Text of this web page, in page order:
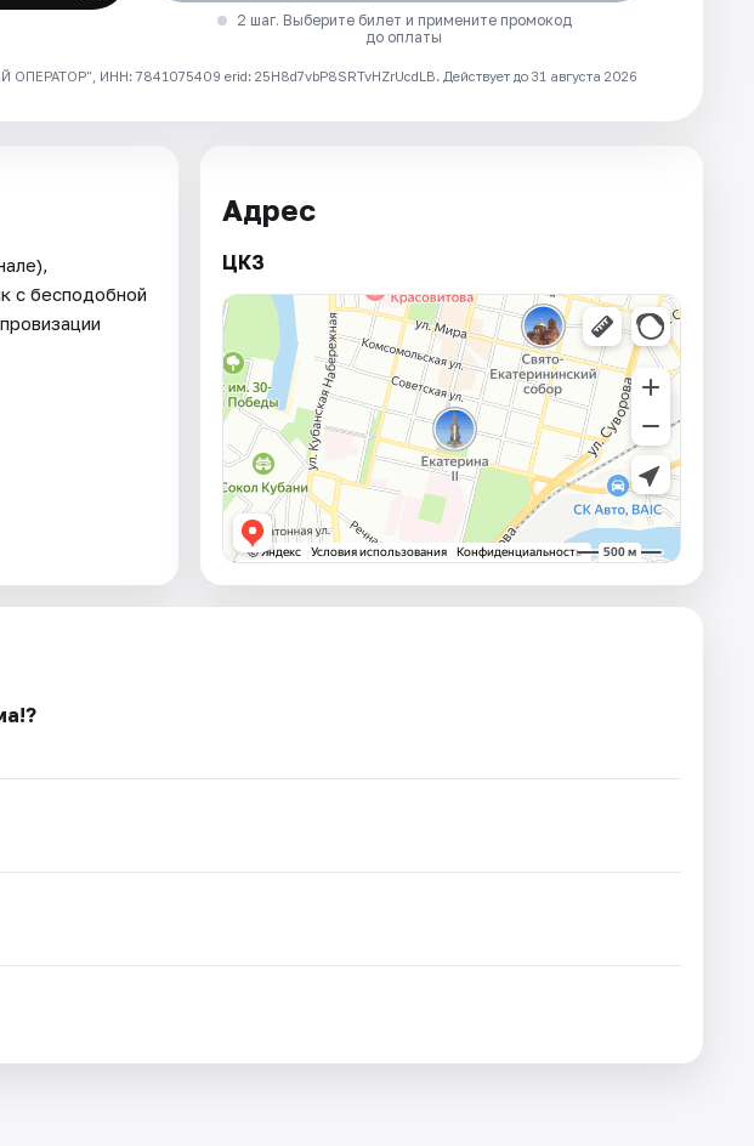
2 шаг. Выберите билет и примените промокод
до оплаты
ИНН: 7841075409 erid: 25H8d7vbP8SRTvHZrUcdLB. Действует до 31 августа 2026
с бесподобной
Адрес
ЦКЗ